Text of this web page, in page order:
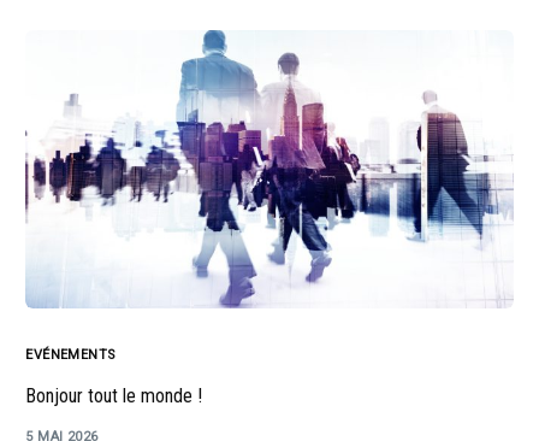
EVÉNEMENTS
Bonjour tout le monde !
5 MAI 2026